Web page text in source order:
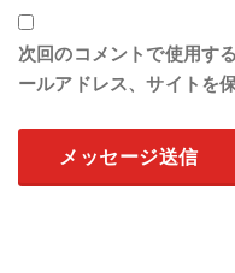
次回のコメントで使用す
ールアドレス、サイトを